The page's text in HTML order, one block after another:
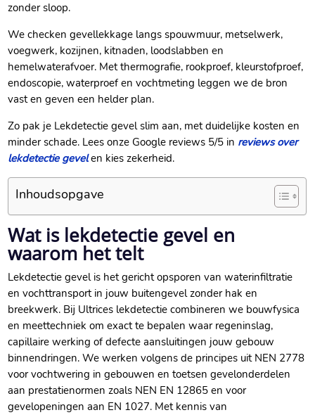
zonder sloop.​
We checken gevellekkage langs spouwmuur, metselwerk,
voegwerk, kozijnen, kitnaden, loodslabben en
hemelwaterafvoer.​ Met thermografie, rookproef, kleurstofproef,
endoscopie, waterproef en vochtmeting leggen we de bron
vast en geven een helder plan.​
Zo pak je Lekdetectie gevel slim aan, met duidelijke kosten en
minder schade.​ Lees onze Google reviews 5/5 in reviews over
lekdetectie gevelen kies zekerheid.​
Inhoudsopgave
Wat is lekdetectie gevel en
waarom het telt
Lekdetectie gevel is het gericht opsporen van waterinfiltratie
en vochttransport in jouw buitengevel zonder hak en
breekwerk.​ Bij Ultrices lekdetectie combineren we bouwfysica
en meettechniek om exact te bepalen waar regeninslag,
capillaire werking of defecte aansluitingen jouw gebouw
binnendringen.​ We werken volgens de principes uit NEN 2778
voor vochtwering in gebouwen en toetsen gevelonderdelen
aan prestatienormen zoals NEN EN 12865 en voor
gevelopeningen aan EN 1027.​ Met kennis van